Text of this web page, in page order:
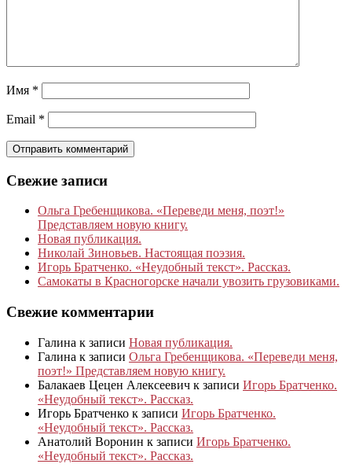
Имя *
Email *
Свежие записи
Ольга Гребенщикова. «Переведи меня, поэт!»
Представляем новую книгу.
Новая публикация.
Николай Зиновьев. Настоящая поэзия.
Игорь Братченко. «Неудобный текст». Рассказ.
Самокаты в Красногорске начали увозить грузовиками.
Свежие комментарии
Галина к записи Новая публикация.
Галина к записи Ольга Гребенщикова. «Переведи меня,
поэт!» Представляем новую книгу.
Балакаев Цецен Алексеевич к записи Игорь Братченко.
«Неудобный текст». Рассказ.
Игорь Братченко к записи Игорь Братченко.
«Неудобный текст». Рассказ.
Анатолий Воронин к записи Игорь Братченко.
«Неудобный текст». Рассказ.